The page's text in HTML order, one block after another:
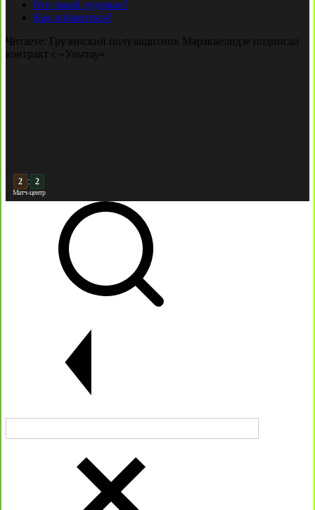
Кто такой лудоман?
Как избавиться?
Читаете: Грузинский полузащитник Мараквелидзе подписал
контракт с «Улытау»
3 : 3
Матч-центр